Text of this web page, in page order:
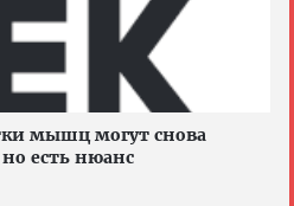
мышц могут снова
есть нюанс